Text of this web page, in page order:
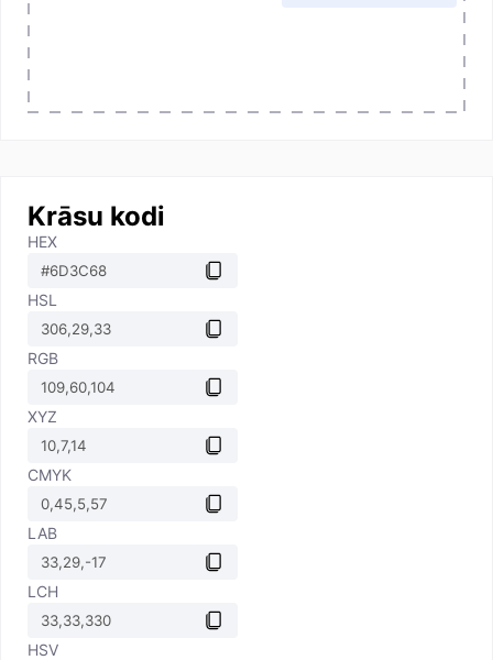
Krāsu kodi
HEX
HSL
RGB
XYZ
CMYK
LAB
LCH
HSV